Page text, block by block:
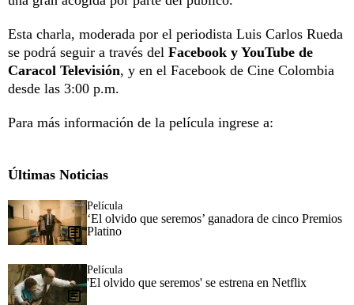
Esta charla, moderada por el periodista Luis Carlos Rueda
se podrá seguir a través del Facebook y YouTube de
Caracol Televisión, y en el Facebook de Cine Colombia
desde las 3:00 p.m.
Para más información de la película ingrese a:
Últimas Noticias
Película
‘El olvido que seremos’ ganadora de cinco Premios
Platino
Película
'El olvido que seremos' se estrena en Netflix